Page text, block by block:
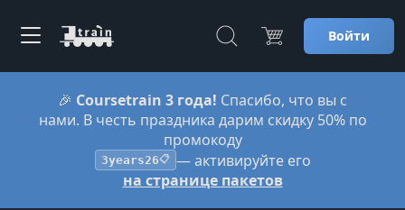
Войти
🎉 Coursetrain 3 года! Спасибо, что вы с
нами. В честь праздника дарим скидку 50% по
промокоду
3years26📋 — активируйте его
на странице пакетов